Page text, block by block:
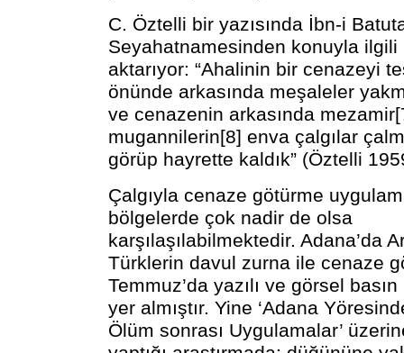
C. Öztelli bir yazısında İbn-i
Seyahatnamesinden konuyla
aktarıyor: “Ahalinin bir cenazeyi
önünde arkasında meşaleler
ve cenazenin arkasında
mugannilerin[8] enva çalgılar
görüp hayrette kaldık” (Öztelli
Çalgıyla cenaze götürme
bölgelerde çok nadir de olsa
karşılaşılabilmektedir. Adana’da
Türklerin davul zurna ile cenaze
Temmuz’da yazılı ve görsel
yer almıştır. Yine ‘Adana
Ölüm sonrası Uygulamalar’